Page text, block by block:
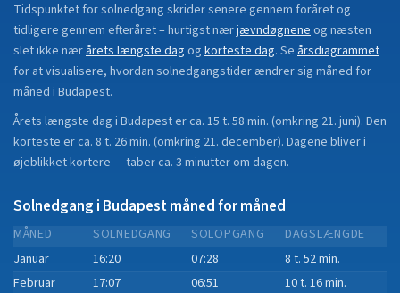
Tidspunktet for solnedgang skrider senere gennem foråret og
tidligere gennem efteråret– hurtigst nærjævndøgneneog næsten
slet ikke nærårets længste dag og korteste dag. Se årsdiagrammet
for at visualisere, hvordan solnedgangstider ændrer sig måned for
måned i Budapest.
Årets længste dag i Budapester ca. 15 t. 58 min. (omkring 21. juni). Den
korteste er ca. 8 t. 26 min. (omkring 21. december). Dagene bliver i
øjeblikketkortere —taberca. 3 minutterom dagen.
Solnedgang i Budapestmåned for måned
MÅNED SOLNEDGANG SOLOPGANG
DAGSLÆNGDE
Januar
16:20 07:28
8 t. 52 min.
Februar
17:07 06:51
10 t. 16 min.